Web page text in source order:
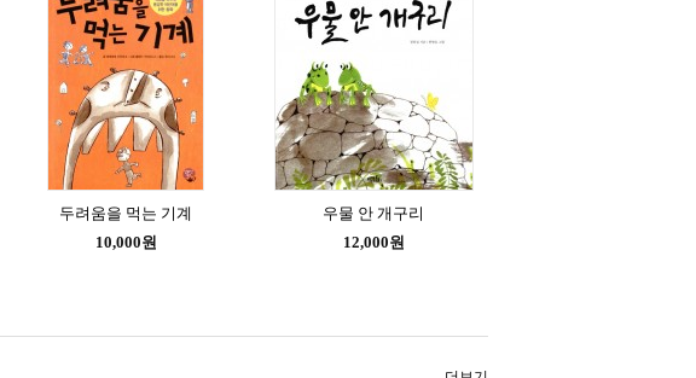
두려움을 먹는 기계
10,000원
우물 안 개구리
12,000원